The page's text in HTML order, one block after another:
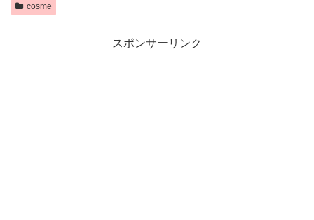
cosme
スポンサーリンク